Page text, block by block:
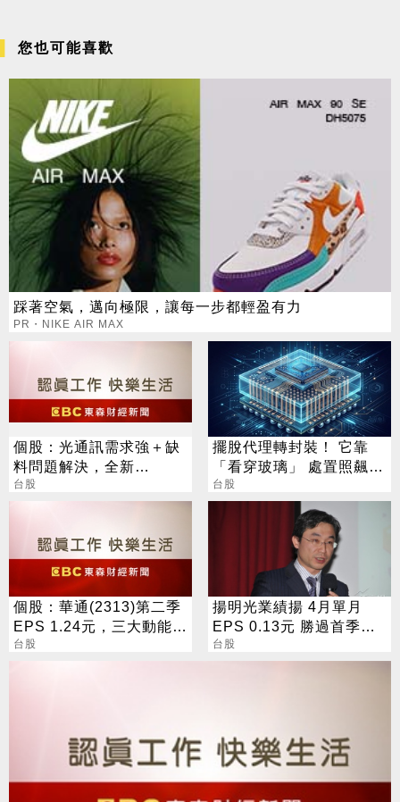
您也可能喜歡
踩著空氣，邁向極限，讓每一步都輕盈有力
PR・NIKE AIR MAX
個股：光通訊需求強＋缺
料問題解決，全新
(2455)7月營收創高、重
台股
擺脫代理轉封裝！ 它靠
「看穿玻璃」 處置照飆2
漲停
台股
個股：華通(2313)第二季
EPS 1.24元，三大動能加
持，營運展望逐季向上
台股
揚明光業績揚 4月單月
EPS 0.13元 勝過首季整
季
台股